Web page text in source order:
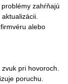
zahŕňajú
alebo
pri hovoroch.
poruchu.